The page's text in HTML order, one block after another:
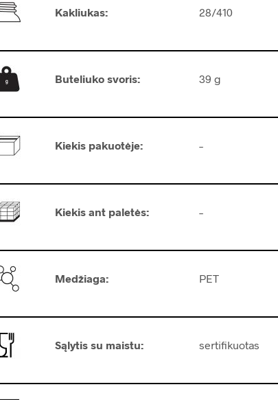
Kakliukas: 28/410
Buteliuko svoris: 39 g
Kiekis pakuotėje: –
Kiekis ant paletės: –
Medžiaga: PET
Sąlytis su maistu: sertifikuotas